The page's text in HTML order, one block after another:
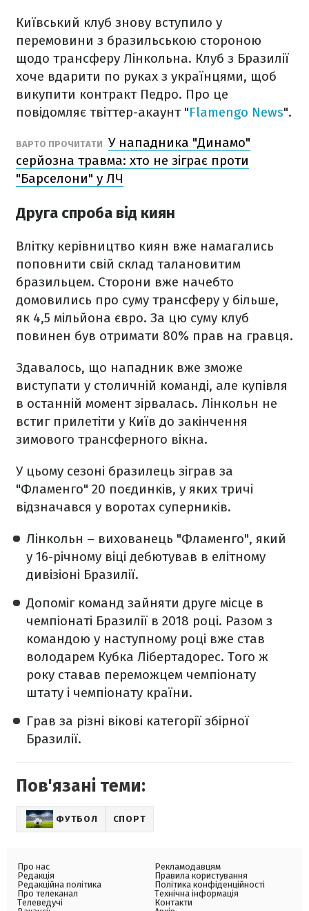
Київський клуб знову вступило у
перемовини з бразильською стороною
щодо трансферу Лінкольна. Клуб з Бразилії
хоче вдарити по руках з українцями, щоб
викупити контракт Педро. Про це
повідомляє твіттер-акаунт "Flamengo News".
ВАРТО ПРОЧИТАТИ У нападника "Динамо"
серйозна травма: хто не зіграє проти
"Барселони" у ЛЧ
Друга спроба від киян
Влітку керівництво киян вже намагались
поповнити свій склад талановитим
бразильцем. Сторони вже начебто
домовились про суму трансферу у більше,
як 4,5 мільйона євро. За цю суму клуб
повинен був отримати 80% прав на гравця.
Здавалось, що нападник вже зможе
виступати у столичній команді, але купівля
в останній момент зірвалась. Лінкольн не
встиг прилетіти у Київ до закінчення
зимового трансферного вікна.
У цьому сезоні бразилець зіграв за
"Фламенго" 20 поєдинків, у яких тричі
відзначався у воротах суперників.
Лінкольн – вихованець "Фламенго", який
у 16-річному віці дебютував в елітному
дивізіоні Бразилії.
Допоміг команд зайняти друге місце в
чемпіонаті Бразилії в 2018 році. Разом з
командою у наступному році вже став
володарем Кубка Лібертадорес. Того ж
року ставав переможцем чемпіонату
штату і чемпіонату країни.
Грав за різні вікові категорії збірної
Бразилії.
Пов'язані теми:
ФУТБОЛ СПОРТ
Про нас
Редакція
Редакційна політика
Про телеканал
Телеведучі
Рекламодавцям
Правила користування
Політика конфіденційності
Технічна інформація
Контакти